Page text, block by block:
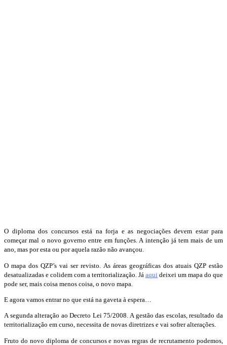
O diploma dos concursos está na forja e as negociações devem estar para
começar mal o novo governo entre em funções. A intenção já tem mais de um
ano, mas por esta ou por aquela razão não avançou.
O mapa dos QZP’s vai ser revisto. As áreas geográficas dos atuais QZP estão
desatualizadas e colidem com a territorialização. Já aqui deixei um mapa do que
pode ser, mais coisa menos coisa, o novo mapa.
E agora vamos entrar no que está na gaveta à espera…
A segunda alteração ao Decreto Lei 75/2008. A gestão das escolas, resultado da
territorialização em curso, necessita de novas diretrizes e vai sofrer alterações.
Fruto do novo diploma de concursos e novas regras de recrutamento podemos,